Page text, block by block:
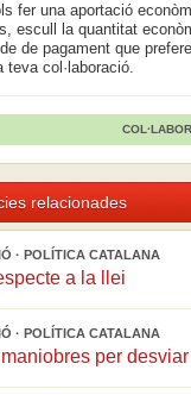
fer una aportació
escull la quantitat
de pagament que
teva col·laboració.
relacionades
· POLÍTICA CATALANA
a la llei
· POLÍTICA CATALANA
maniobres per